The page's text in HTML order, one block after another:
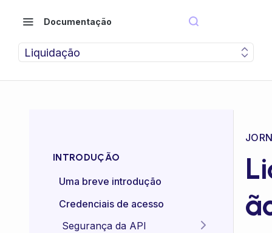
Documentação
Liquidação
INTRODUÇÃO
Uma breve introdução
Credenciais de acesso
Segurança da API